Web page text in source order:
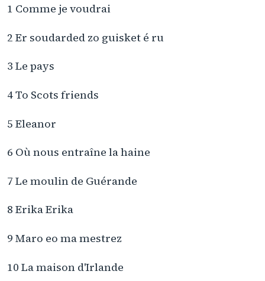
1 Comme je voudrai
2 Er soudarded zo guisket é ru
3 Le pays
4 To Scots friends
5 Eleanor
6 Où nous entraîne la haine
7 Le moulin de Guérande
8 Erika Erika
9 Maro eo ma mestrez
10 La maison d'Irlande